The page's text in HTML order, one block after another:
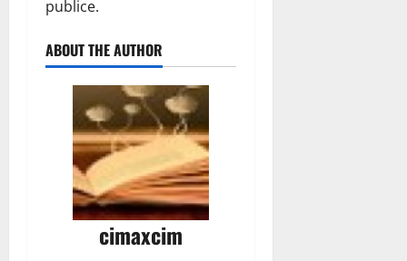
publice.
ABOUT THE AUTHOR
cimaxcim